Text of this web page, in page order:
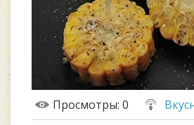
Просмотры: 0